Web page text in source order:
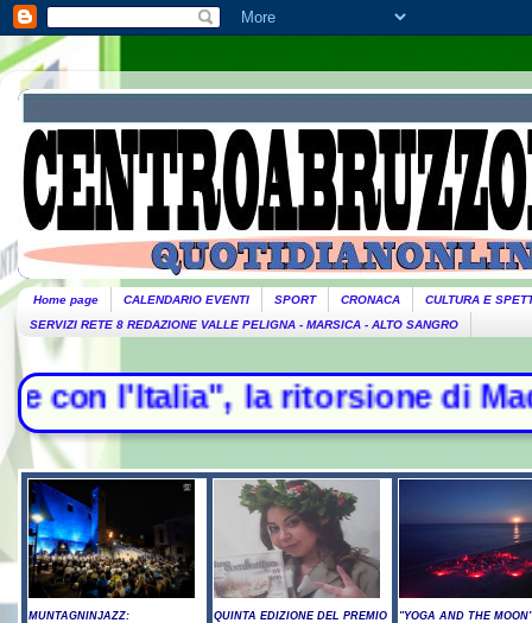
Home page CALENDARIO EVENTI SPORT CRONACA
CULTURA E
SERVIZI RETE 8 REDAZIONE VALLE PELIGNA - MARSICA - ALTO SANGRO
la ritorsione di Madrid -
MUNTAGNINJAZZ:
QUINTA EDIZIONE DEL PREMIO
"YOGA AND THE